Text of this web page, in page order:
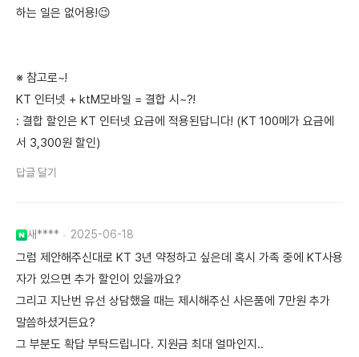
하는 일은 없어용!😉
※ 참고로~!
KT 인터넷 + ktM모바일 = 결합 시~?!
: 결합 할인은 KT 인터넷 요금에 적용된답니다! (KT 100메가 요금에
서 3,300원 할인)
답글 달기
새**** 2025-06-18
그럼 제안해주신대로 KT 3년 약정하고 싶은데 혹시 가족 중에 KT사용
자가 있으면 추가 할인이 있을까요?
그리고 지난번 유선 상담했을 때는 제시해주신 사은품에 7만원 추가
말씀하셨거든요?
그 부분도 확답 부탁드립니다. 지원금 최대 얼마인지..